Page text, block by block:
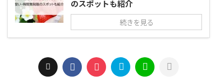
のスポットも紹介
続きを見る